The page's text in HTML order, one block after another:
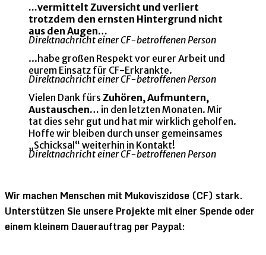
...vermittelt Zuversicht und verliert
trotzdem den ernsten Hintergrund nicht
aus den Augen…
Direktnachricht einer CF-betroffenen Person
...habe großen Respekt vor eurer Arbeit und
eurem Einsatz für CF-Erkrankte.
Direktnachricht einer CF-betroffenen Person
Vielen Dank fürs Zuhören, Aufmuntern,
Austauschen… in den letzten Monaten. Mir
tat dies sehr gut und hat mir wirklich geholfen.
Hoffe wir bleiben durch unser gemeinsames
„Schicksal“ weiterhin in Kontakt!
Direktnachricht einer CF-betroffenen Person
Wir machen Menschen mit Mukoviszidose (CF) stark.
Unterstützen Sie unsere Projekte mit einer Spende oder
einem kleinem Dauerauftrag per Paypal: